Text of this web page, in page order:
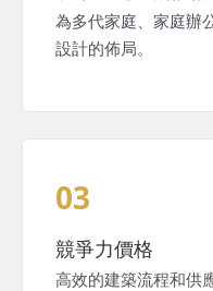
為多代家庭、家庭辦
設計的佈局。
03
競爭力價格
高效的建築流程和供